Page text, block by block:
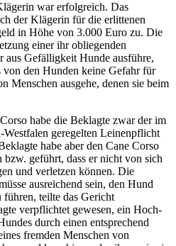
war erfolgreich. Das
der Klägerin für die erlittenen
in Höhe von 3.000 Euro zu. Die
einer ihr obliegenden
aus Gefälligkeit Hunde ausführe,
von den Hunden keine Gefahr für
Menschen ausgehe, denen sie beim
habe die Beklagte zwar der im
geregelten Leinenpflicht
habe aber den Cane Corso
bzw. geführt, dass er nicht von sich
und verletzen können. Die
ausreichend sein, den Hund
führen, teilte das Gericht
verpflichtet gewesen, ein Hoch-
durch einen entsprechend
fremden Menschen von